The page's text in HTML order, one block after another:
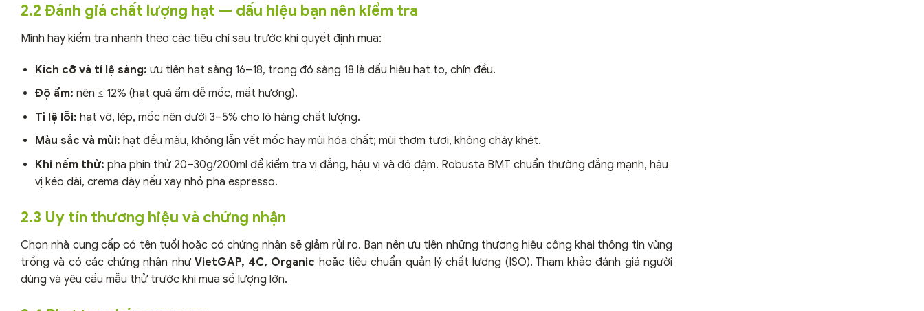
2.2 Đánh giá chất lượng hạt — dấu hiệu bạn nên kiểm tra
Mình hay kiểm tra nhanh theo các tiêu chí sau trước khi quyết định mua:
Kích cỡ và tỉ lệ sàng: ưu tiên hạt sàng 16–18, trong đó sàng 18 là dấu hiệu hạt to, chín đều.
Độ ẩm: nên ≤ 12% (hạt quá ẩm dễ mốc, mất hương).
Tỉ lệ lỗi: hạt vỡ, lép, mốc nên dưới 3–5% cho lô hàng chất lượng.
Màu sắc và mùi: hạt đều màu, không lẫn vết mốc hay mùi hóa chất; mùi thơm tươi, không cháy khét.
Khi nếm thử: pha phin thử 20–30g/200ml để kiểm tra vị đắng, hậu vị và độ đậm. Robusta BMT chuẩn thường đắng mạnh, hậu
vị kéo dài, crema dày nếu xay nhỏ pha espresso.
2.3 Uy tín thương hiệu và chứng nhận
Chọn nhà cung cấp có tên tuổi hoặc có chứng nhận sẽ giảm rủi ro. Bạn nên ưu tiên những thương hiệu công khai thông tin vùng
trồng và có các chứng nhận như VietGAP, 4C, Organic hoặc tiêu chuẩn quản lý chất lượng (ISO). Tham khảo đánh giá người
dùng và yêu cầu mẫu thử trước khi mua số lượng lớn.